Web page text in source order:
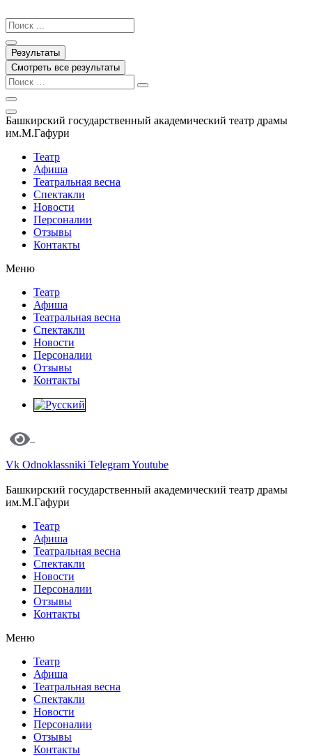
к
содержимому
Search
...
Результаты
Смотреть все результаты
Башкирский государственный академический театр драмы
им.М.Гафури
Театр
Афиша
Театральная весна
Спектакли
Новости
Персоналии
Отзывы
Контакты
Меню
Театр
Афиша
Театральная весна
Спектакли
Новости
Персоналии
Отзывы
Контакты
Vk Odnoklassniki TelegramYoutube
Башкирский государственный академический театр драмы
им.М.Гафури
Театр
Афиша
Театральная весна
Спектакли
Новости
Персоналии
Отзывы
Контакты
Меню
Театр
Афиша
Театральная весна
Спектакли
Новости
Персоналии
Отзывы
Контакты